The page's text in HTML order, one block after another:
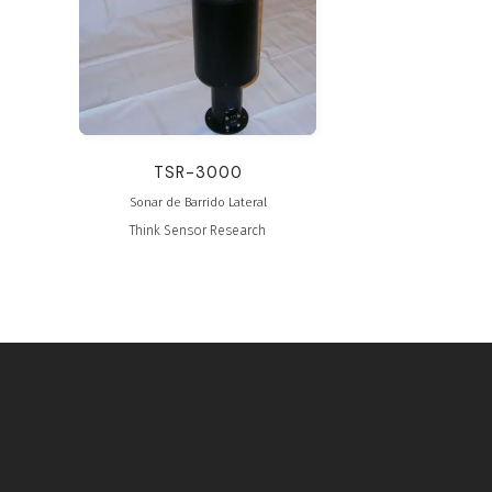
TSR-3000
Sonar de Barrido Lateral
Think Sensor Research